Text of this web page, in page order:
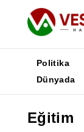
Haberler
Yayınlar
Politika
Dünyada
Eğitim